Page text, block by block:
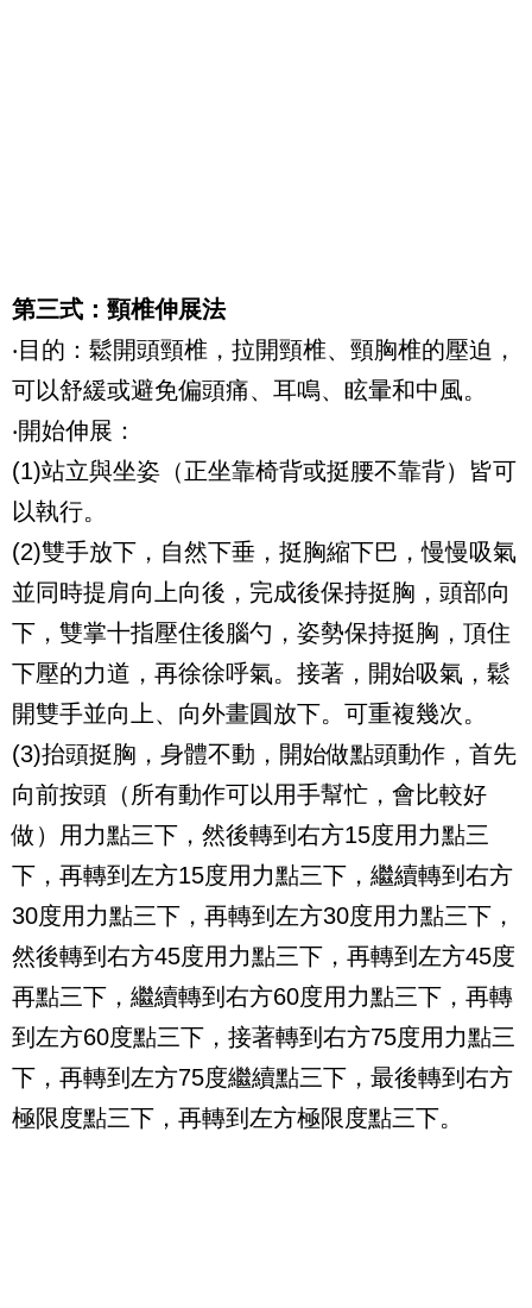
第三式：頸椎伸展法
‧目的：鬆開頭頸椎，拉開頸椎、頸胸椎的壓迫，
可以舒緩或避免偏頭痛、耳鳴、眩暈和中風。
‧開始伸展：
(1)站立與坐姿（正坐靠椅背或挺腰不靠背）皆可
以執行。
(2)雙手放下，自然下垂，挺胸縮下巴，慢慢吸氣
並同時提肩向上向後，完成後保持挺胸，頭部向
下，雙掌十指壓住後腦勺，姿勢保持挺胸，頂住
下壓的力道，再徐徐呼氣。接著，開始吸氣，鬆
開雙手並向上、向外畫圓放下。可重複幾次。
(3)抬頭挺胸，身體不動，開始做點頭動作，首先
向前按頭（所有動作可以用手幫忙，會比較好
做）用力點三下，然後轉到右方15度用力點三
下，再轉到左方15度用力點三下，繼續轉到右方
30度用力點三下，再轉到左方30度用力點三下，
然後轉到右方45度用力點三下，再轉到左方45度
再點三下，繼續轉到右方60度用力點三下，再轉
到左方60度點三下，接著轉到右方75度用力點三
下，再轉到左方75度繼續點三下，最後轉到右方
極限度點三下，再轉到左方極限度點三下。